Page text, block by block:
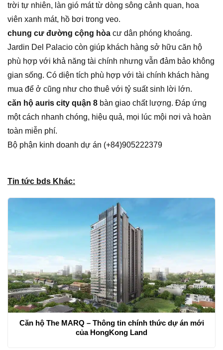
trời tự nhiên, làn gió mát từ dòng sông cảnh quan, hoa
viên xanh mát, hồ bơi trong veo.
chung cư đường cộng hòa cư dân phóng khoáng.
Jardin Del Palacio còn giúp khách hàng sở hữu căn hộ
phù hợp với khả năng tài chính nhưng vẫn đảm bảo không
gian sống. Có diện tích phù hợp với tài chính khách hàng
mua để ở cũng như cho thuê với tỷ suất sinh lời lớn.
căn hộ auris city quận 8 bàn giao chất lượng. Đáp ứng
một cách nhanh chóng, hiệu quả, mọi lúc mội nơi và hoàn
toàn miễn phí.
Bộ phận kinh doanh dự án (+84)905222379
Tin tức bds Khác:
Căn hộ The MARQ – Thông tin chính thức dự án mới
của HongKong Land